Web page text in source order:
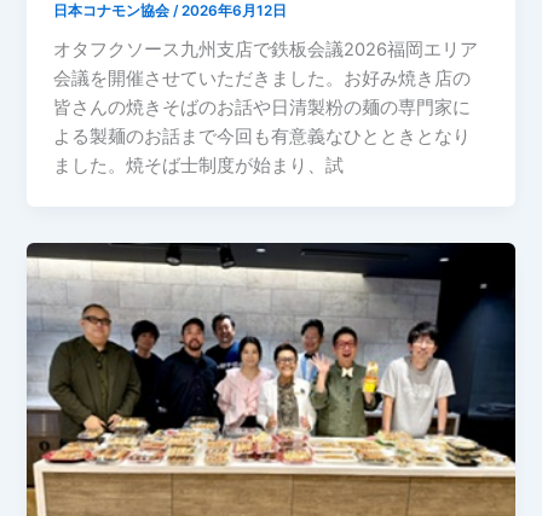
日本コナモン協会 /2026年6月12日
オタフクソース九州支店で鉄板会議2026福岡エリア
会議を開催させていただきました。お好み焼き店の
皆さんの焼きそばのお話や日清製粉の麺の専門家に
よる製麺のお話まで今回も有意義なひとときとなり
ました。焼そば士制度が始まり、試